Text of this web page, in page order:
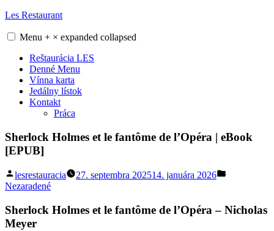
Skip
content
Les Restaurant
Menu + × expanded collapsed
Reštaurácia LES
Denné Menu
Vínna karta
Jedálny lístok
Kontakt
Práca
Sherlock Holmes et le fantôme de l’Opéra | eBook
[EPUB]
Posted
by
lesrestauracia 27. septembra 202514. januára 2026
Nezaradené
Sherlock Holmes et le fantôme de l’Opéra – Nicholas
Meyer